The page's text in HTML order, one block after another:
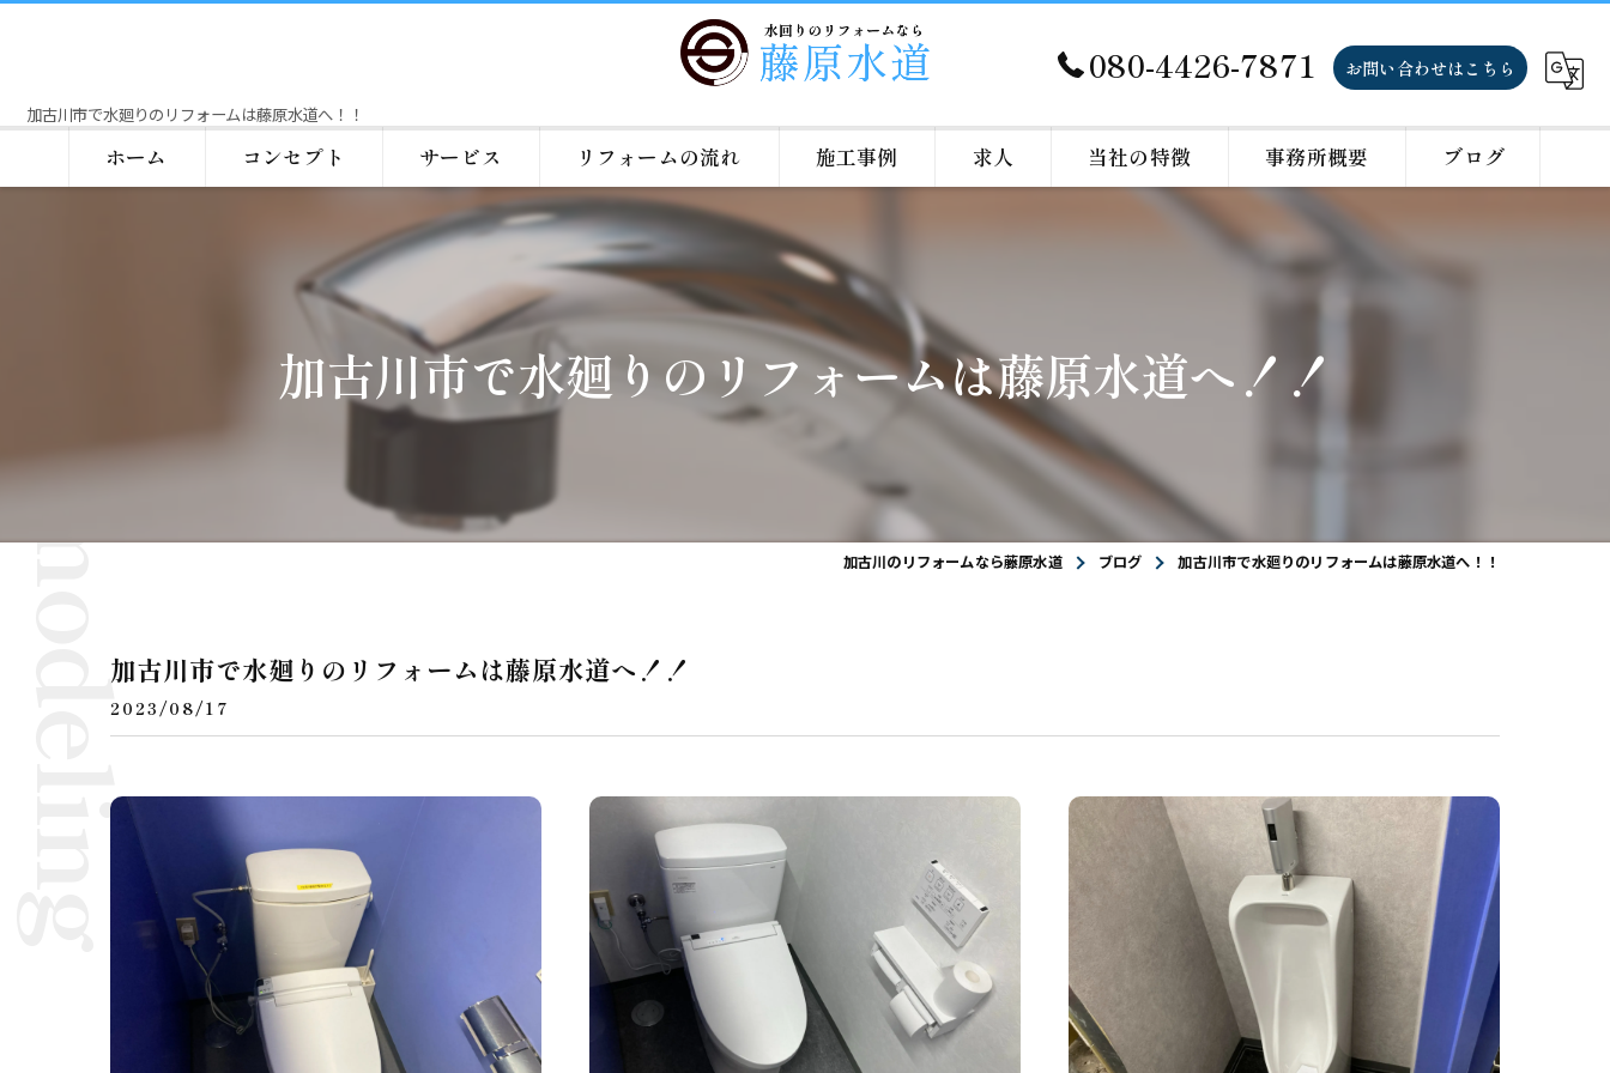
加古川市で水廻りのリフォームは藤原水道へ！！
080-4426-7871 お問い合わせはこちら
ホーム コンセプト サービス リフォームの流れ 施工事例 求人 当社の特徴
浴室
洗面所
水回り
事務所概要 ブログ
加古川市で水廻りのリフォームは藤原水道へ！！
加古川のリフォームなら藤原水道 ブログ 加古川市で水廻りのリフォームは藤原水道へ！！
加古川市で水廻りのリフォームは藤原水道へ！！
2023/08/17